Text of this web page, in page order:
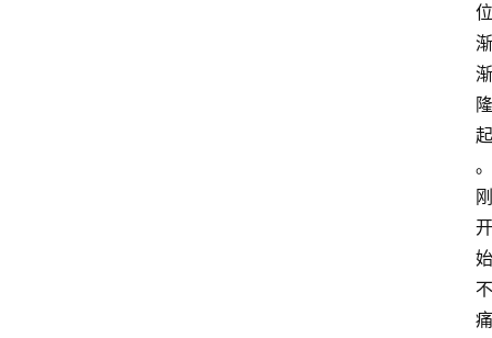
位
渐
渐
隆
起
。
刚
开
始
不
痛